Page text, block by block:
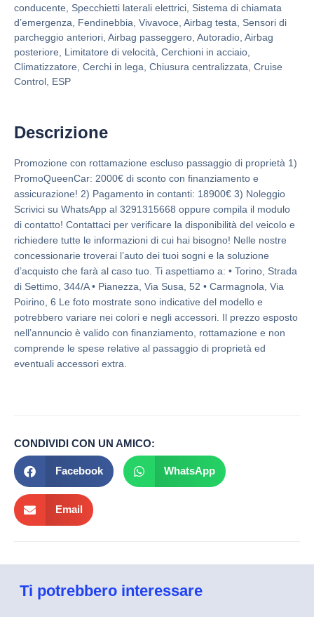
conducente, Specchietti laterali elettrici, Sistema di chiamata
d’emergenza, Fendinebbia, Vivavoce, Airbag testa, Sensori di
parcheggio anteriori, Airbag passeggero, Autoradio, Airbag
posteriore, Limitatore di velocità, Cerchioni in acciaio,
Climatizzatore, Cerchi in lega, Chiusura centralizzata, Cruise
Control, ESP
Descrizione
Promozione con rottamazione escluso passaggio di proprietà 1)
PromoQueenCar: 2000€ di sconto con finanziamento e
assicurazione! 2) Pagamento in contanti: 18900€ 3) Noleggio
Scrivici su WhatsApp al 3291315668 oppure compila il modulo
di contatto! Contattaci per verificare la disponibilità del veicolo e
richiedere tutte le informazioni di cui hai bisogno! Nelle nostre
concessionarie troverai l’auto dei tuoi sogni e la soluzione
d’acquisto che farà al caso tuo. Ti aspettiamo a: • Torino, Strada
di Settimo, 344/A • Pianezza, Via Susa, 52 • Carmagnola, Via
Poirino, 6 Le foto mostrate sono indicative del modello e
potrebbero variare nei colori e negli accessori. Il prezzo esposto
nell’annuncio è valido con finanziamento, rottamazione e non
comprende le spese relative al passaggio di proprietà ed
eventuali accessori extra.
CONDIVIDI CON UN AMICO:
Facebook WhatsApp
Email
Ti potrebbero interessare